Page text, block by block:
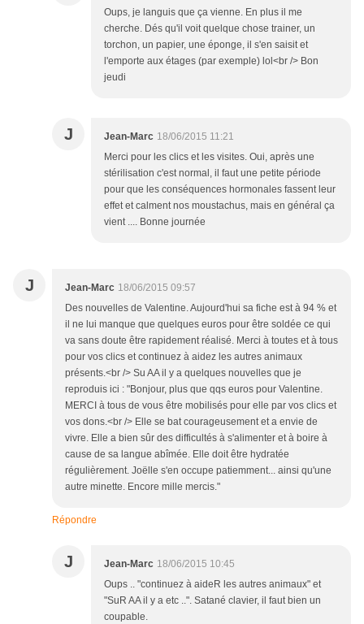
Oups, je languis que ça vienne. En plus il me
cherche. Dés qu'il voit quelque chose trainer, un
torchon, un papier, une éponge, il s'en saisit et
l'emporte aux étages (par exemple) lol<br /> Bon
jeudi
J Jean-Marc 18/06/2015 11:21
Merci pour les clics et les visites. Oui, après une
stérilisation c'est normal, il faut une petite période
pour que les conséquences hormonales fassent leur
effet et calment nos moustachus, mais en général ça
vient .... Bonne journée
J Jean-Marc 18/06/2015 09:57
Des nouvelles de Valentine. Aujourd'hui sa fiche est à 94 % et
il ne lui manque que quelques euros pour être soldée ce qui
va sans doute être rapidement réalisé. Merci à toutes et à tous
pour vos clics et continuez à aidez les autres animaux
présents.<br /> Su AA il y a quelques nouvelles que je
reproduis ici : "Bonjour, plus que qqs euros pour Valentine.
MERCI à tous de vous être mobilisés pour elle par vos clics et
vos dons.<br /> Elle se bat courageusement et a envie de
vivre. Elle a bien sûr des difficultés à s'alimenter et à boire à
cause de sa langue abîmée. Elle doit être hydratée
régulièrement. Joëlle s'en occupe patiemment... ainsi qu'une
autre minette. Encore mille mercis."
Répondre
J Jean-Marc 18/06/2015 10:45
Oups .. "continuez à aideR les autres animaux" et
"SuR AA il y a etc ..". Satané clavier, il faut bien un
coupable.